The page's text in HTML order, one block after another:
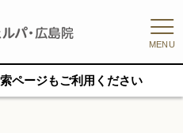
MENU
ページもご利用ください